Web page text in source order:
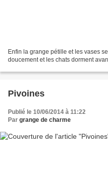
Enfin la grange pétille et les vases
doucement et les chats dorment
Pivoines
Publié le 10/06/2014 à 11:22
Par grange de charme